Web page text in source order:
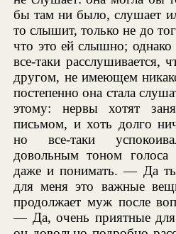
бы там ни было, слушает
то слышит, только не до
что это ей слышно;
все-таки расслушивается,
другом, не имеющем
постепенно она стала
этому: нервы хотят
письмом, и хоть долго
но все-таки
довольным тоном
даже и понимать. — Да
для меня это важные
продолжает муж после
— Да, очень приятные